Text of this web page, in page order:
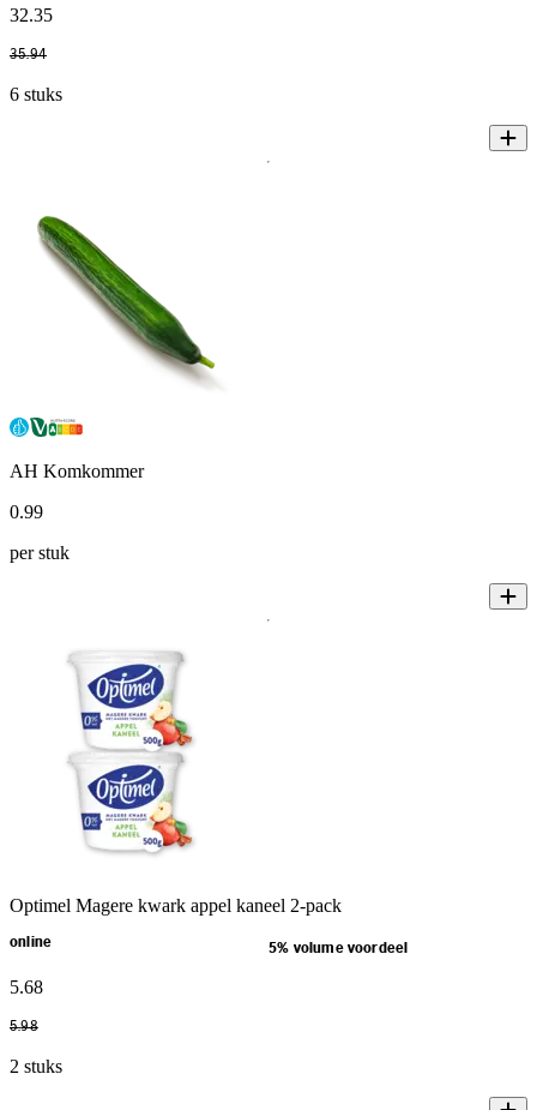
32.35
35.94
6 stuks
AH Komkommer
0.99
per stuk
Optimel Magere kwark appel kaneel 2-pack
online 5% volume voordeel
5.68
5.98
2 stuks